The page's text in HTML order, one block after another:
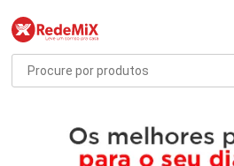
Redemix – Supermercado Online